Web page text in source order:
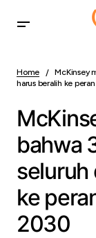
dunia harus
Home
McKinsey
harus beralih ke
bahwa
seluruh
ke
2030